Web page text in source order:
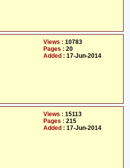
Views : 10783
Pages : 20
Added : 17-Jun-2014
Views : 15113
Pages : 215
Added : 17-Jun-2014